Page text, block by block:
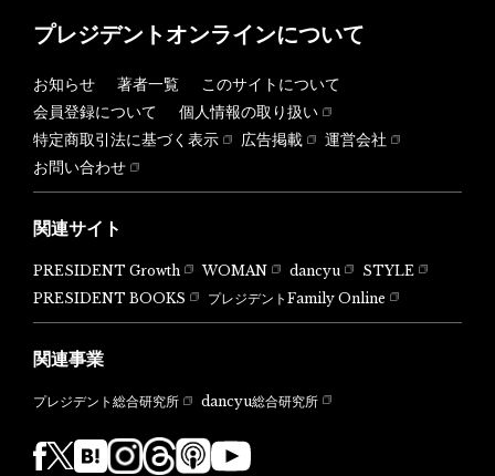
プレジデントオンラインについて
お知らせ 著者一覧
このサイトについて
会員登録について
個人情報の取り扱い
特定商取引法に基づく表示
広告掲載
運営会社
お問い合わせ
関連サイト
PRESIDENT Growth WOMAN dancyu
STYLE
PRESIDENT BOOKS
プレジデントFamily Online
関連事業
プレジデント総合研究所 dancyu総合研究所